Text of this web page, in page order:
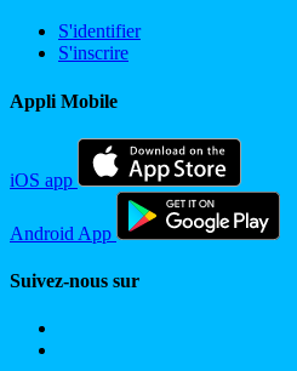
S'identifier
S'inscrire
Appli Mobile
iOS app
Android App
Suivez-nous sur